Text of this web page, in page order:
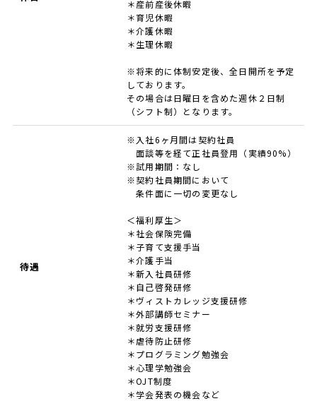
＊産前産後休暇
＊育児休暇
＊介護休暇
＊生理休暇
※将来的に体制安定後、全日開所を予定
しております。
その場合は日曜日を含めた週休２日制
（シフト制）となります。
待遇
※入社6ヶ月間は契約社員
面談等を経て正社員登用（実績90%）
※試用期間：なし
※契約社員期間において
条件面に一切の変更なし
＜福利厚生＞
＊社会保険完備
＊子育て支援手当
＊介護手当
＊新入社員研修
＊自己啓発研修
＊ヴィストカレッジ支援研修
＊外部講師セミナー
＊就労支援研修
＊虐待防止研修
＊プログラミング勉強会
＊心理学勉強会
＊OJT制度
＊学会発表の機会など